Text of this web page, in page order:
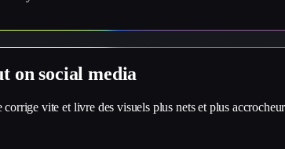
on social media
vite et livre des visuels plus nets et plus